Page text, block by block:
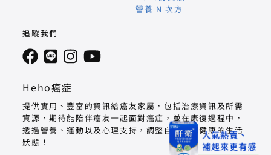
Heho癌症
提供實用、豐富的資訊給癌友家屬，包括治療資訊及所需
資源，期待能陪伴癌友一起面對癌症，並在康復過程中，
透過營養、運動以及心理支持，調整自己回到健康的生活
狀態！
營養 N 次方
追蹤我們